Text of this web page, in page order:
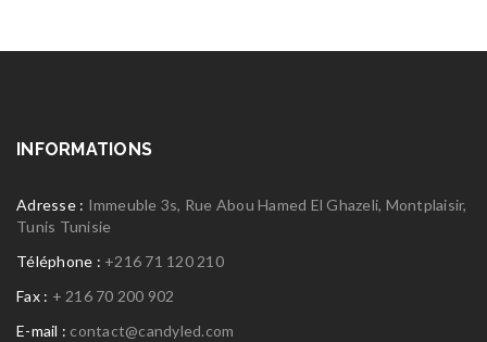
INFORMATIONS
Adresse : Immeuble 3s, Rue Abou Hamed El Ghazeli, Montplaisir,
Tunis Tunisie
Téléphone : +216 71 120 210
Fax : + 216 70 200 902
E-mail : contact@candyled.com